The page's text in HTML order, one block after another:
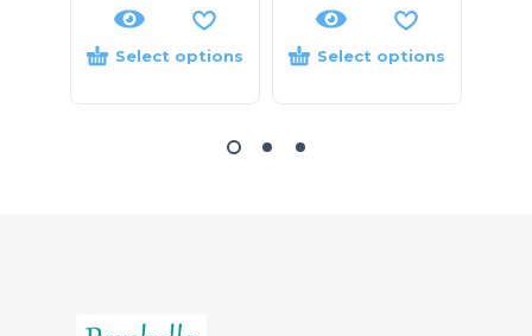
Select options Select options